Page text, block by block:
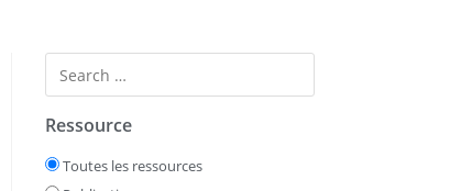
Ressource
Toutes les ressources